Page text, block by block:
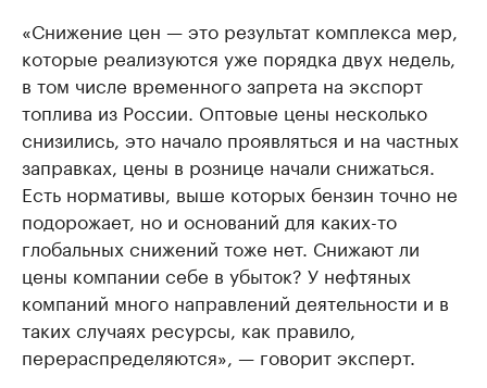
«Снижение цен — это результат комплекса мер,
которые реализуются уже порядка двух недель,
в том числе временного запрета на экспорт
топлива из России. Оптовые цены несколько
снизились, это начало проявляться и на частных
заправках, цены в рознице начали снижаться.
Есть нормативы, выше которых бензин точно не
подорожает, но и оснований для каких-то
глобальных снижений тоже нет. Снижают ли
цены компании себе в убыток? У нефтяных
компаний много направлений деятельности и в
таких случаях ресурсы, как правило,
перераспределяются», — говорит эксперт.